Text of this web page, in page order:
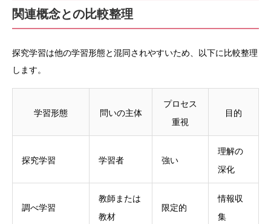
関連概念との比較整理
探究学習は他の学習形態と混同されやすいため、以下に比較整理
します。
学習形態 問いの主体
プロセス
重視
目的
探究学習 学習者 強い
理解の
深化
調べ学習
教師または
教材
限定的
情報収
集